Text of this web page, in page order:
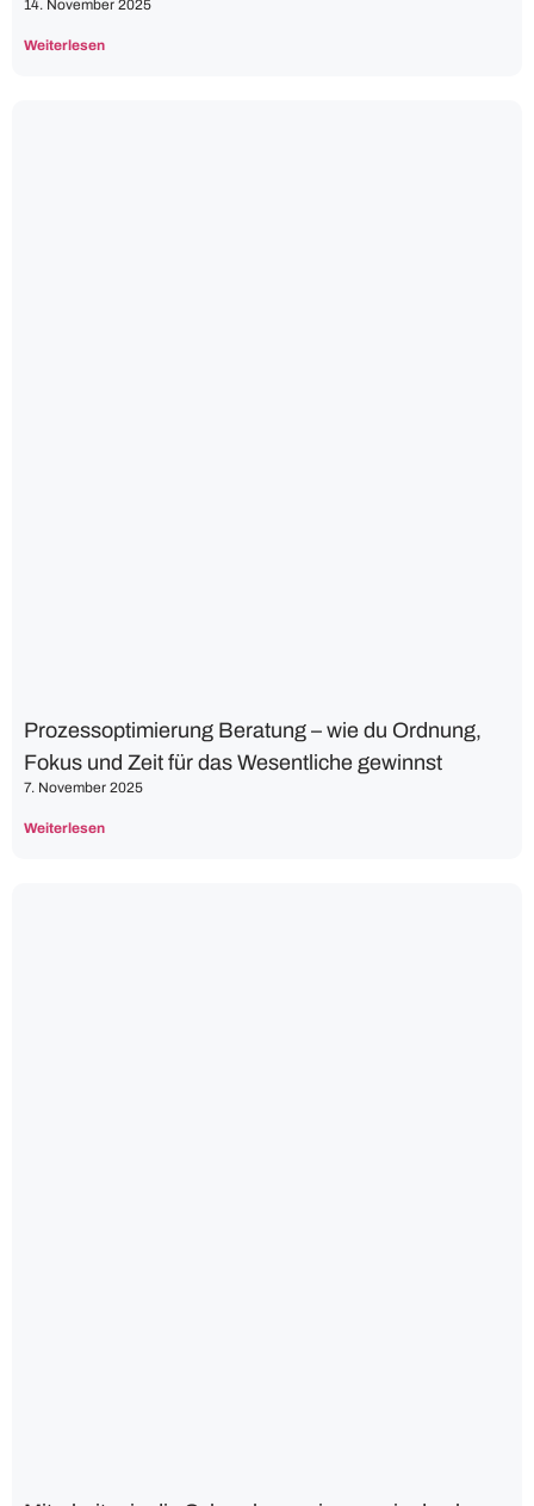
14. November 2025
Weiterlesen
Prozessoptimierung Beratung – wie du Ordnung,
Fokus und Zeit für das Wesentliche gewinnst
7. November 2025
Weiterlesen